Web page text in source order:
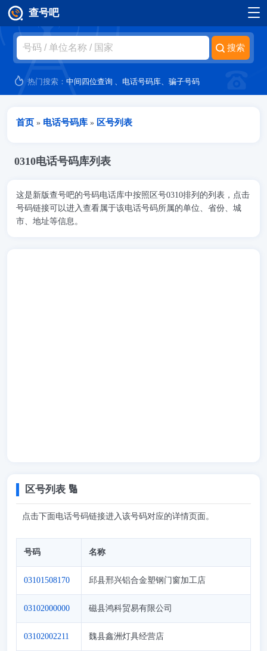
跳转到主要内容
查号吧
热门搜索：中间四位查询 、 电话号码库、骗子号码
当前位置
首页 » 电话号码库 » 区号列表
0310电话号码库列表
这是新版查号吧的号码电话库中按照区号0310排列的列表，点击
号码链接可以进入查看属于该电话号码所属的单位、省份、城
市、地址等信息。
区号列表 🔢
点击下面电话号码链接进入该号码对应的详情页面。
号码 名称
03101508170 邱县邢兴铝合金塑钢门窗加工店
03102000000 磁县鸿科贸易有限公司
03102002211 魏县鑫洲灯具经营店